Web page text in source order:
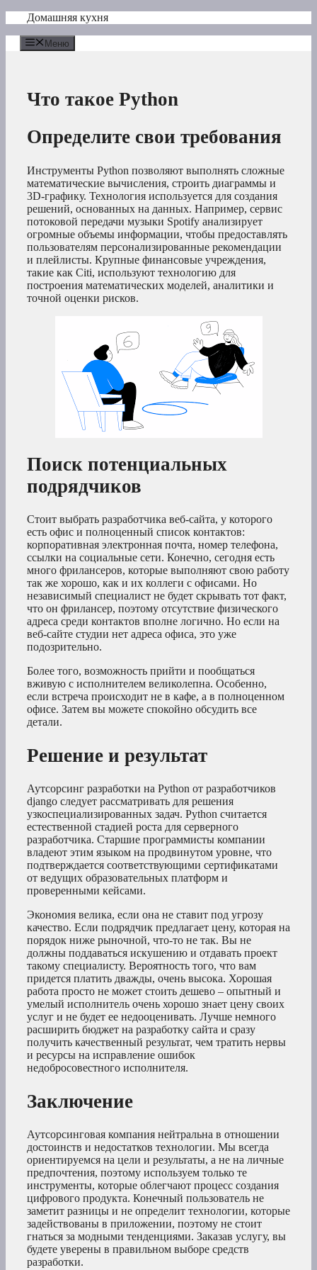
Перейти
содержимому
Домашняя кухня
Меню
Что такое Python
Определите свои требования
Инструменты Python позволяют выполнять сложные
математические вычисления, строить диаграммы и
3D-графику. Технология используется для создания
решений, основанных на данных. Например, сервис
потоковой передачи музыки Spotify анализирует
огромные объемы информации, чтобы предоставлять
пользователям персонализированные рекомендации
и плейлисты. Крупные финансовые учреждения,
такие как Citi, используют технологию для
построения математических моделей, аналитики и
точной оценки рисков.
Поиск потенциальных
подрядчиков
Стоит выбрать разработчика веб-сайта, у которого
есть офис и полноценный список контактов:
корпоративная электронная почта, номер телефона,
ссылки на социальные сети. Конечно, сегодня есть
много фрилансеров, которые выполняют свою работу
так же хорошо, как и их коллеги с офисами. Но
независимый специалист не будет скрывать тот факт,
что он фрилансер, поэтому отсутствие физического
адреса среди контактов вполне логично. Но если на
веб-сайте студии нет адреса офиса, это уже
подозрительно.
Более того, возможность прийти и пообщаться
вживую с исполнителем великолепна. Особенно,
если встреча происходит не в кафе, а в полноценном
офисе. Затем вы можете спокойно обсудить все
детали.
Решение и результат
Аутсорсинг разработки на Python от разработчиков
django следует рассматривать для решения
узкоспециализированных задач. Python считается
естественной стадией роста для серверного
разработчика. Старшие программисты компании
владеют этим языком на продвинутом уровне, что
подтверждается соответствующими сертификатами
от ведущих образовательных платформ и
проверенными кейсами.
Экономия велика, если она не ставит под угрозу
качество. Если подрядчик предлагает цену, которая на
порядок ниже рыночной, что-то не так. Вы не
должны поддаваться искушению и отдавать проект
такому специалисту. Вероятность того, что вам
придется платить дважды, очень высока. Хорошая
работа просто не может стоить дешево – опытный и
умелый исполнитель очень хорошо знает цену своих
услуг и не будет ее недооценивать. Лучше немного
расширить бюджет на разработку сайта и сразу
получить качественный результат, чем тратить нервы
и ресурсы на исправление ошибок
недобросовестного исполнителя.
Заключение
Аутсорсинговая компания нейтральна в отношении
достоинств и недостатков технологии. Мы всегда
ориентируемся на цели и результаты, а не на личные
предпочтения, поэтому используем только те
инструменты, которые облегчают процесс создания
цифрового продукта. Конечный пользователь не
заметит разницы и не определит технологии, которые
задействованы в приложении, поэтому не стоит
гнаться за модными тенденциями. Заказав услугу, вы
будете уверены в правильном выборе средств
разработки.